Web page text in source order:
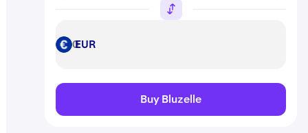
EUR EUR
Buy Bluzelle